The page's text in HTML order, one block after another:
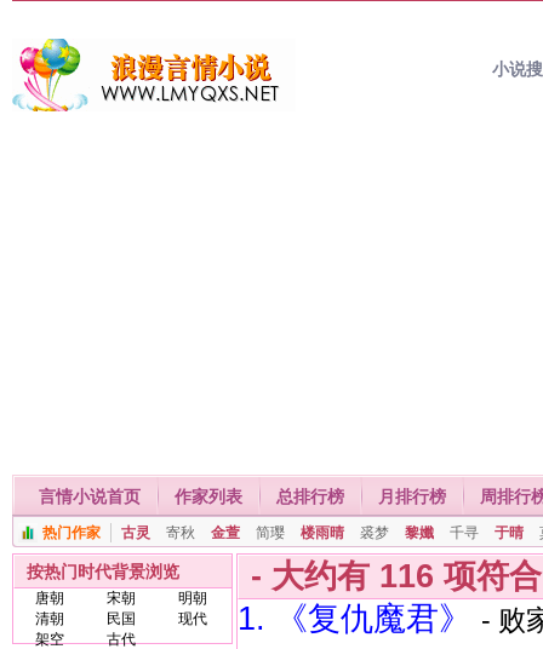
小说
言情小说首页 作家列表 总排行榜 月排行榜 周排行
热门作家 古灵 寄秋 金萱 简璎 楼雨晴 裘梦 黎孅 千寻 于晴
按热门时代背景浏览
唐朝 宋朝
明朝
清朝
民国
现代
架空
古代
- 大约有 116 项符
1. 《复仇魔君》
- 败